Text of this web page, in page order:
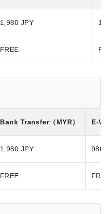
1,980 JPY
FREE
Bank Transfer（MYR） E-
1,980 JPY 980
FREE